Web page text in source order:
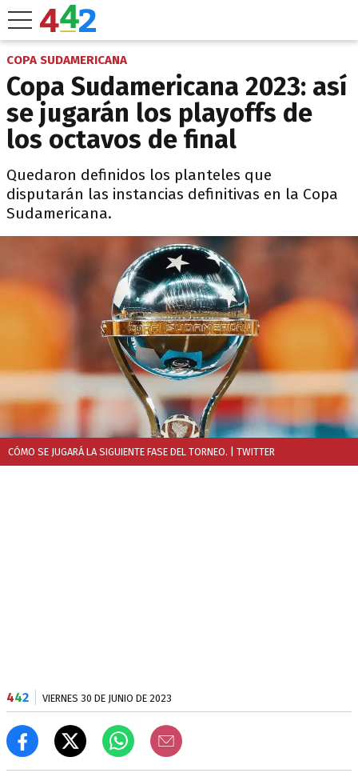
COPA SUDAMERICANA
Copa Sudamericana 2023: así
se jugarán los playoffs de
los octavos de final
Quedaron definidos los planteles que
disputarán las instancias definitivas en la Copa
Sudamericana.
CÓMO SE JUGARÁ LA SIGUIENTE FASE DEL TORNEO. | TWITTER
442 VIERNES 30 DE JUNIO DE 2023